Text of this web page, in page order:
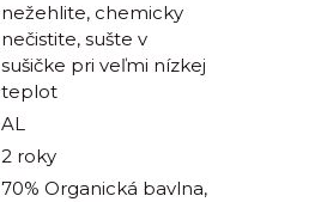
nežehlite, chemicky
nečistite, sušte v
sušičke pri veľmi nízkej
teplot
AL
2 roky
70% Organická bavlna,